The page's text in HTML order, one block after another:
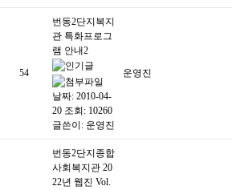
54
번동2단지복지
관 특화프로그
램 안내2
날짜: 2010-04-
20 조회: 10260
글쓴이: 운영진
운영진
번동2단지종합
사회복지관 20
22년 웹진 Vol.